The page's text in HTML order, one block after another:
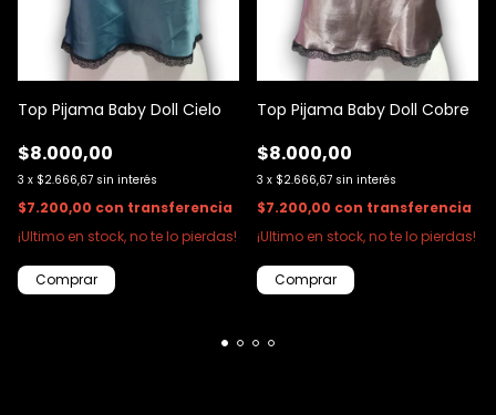
Top Pijama Baby Doll Cielo
$8.000,00
3 x $2.666,67 sin interés
$7.200,00 con transferencia
¡Ultimo en stock, no te lo pierdas!
Comprar
Top Pijama Baby Doll Cobre
$8.000,00
3 x $2.666,67 sin interés
$7.200,00 con transferencia
¡Ultimo en stock, no te lo pierdas!